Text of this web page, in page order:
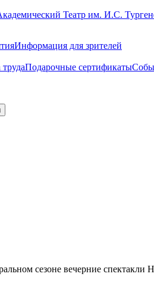
Информация для зрителей
Подарочные сертификаты
сезоне вечерние